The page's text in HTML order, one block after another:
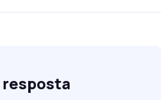
resposta